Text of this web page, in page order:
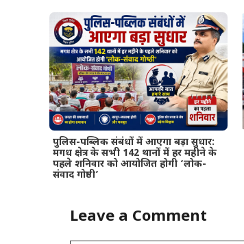
पुलिस-पब्लिक संबंधों में आएगा बड़ा सुधार:
मगध क्षेत्र के सभी 142 थानों में हर महीने के
पहले शनिवार को आयोजित होगी ‘लोक-
संवाद गोष्ठी’
Leave a Comment